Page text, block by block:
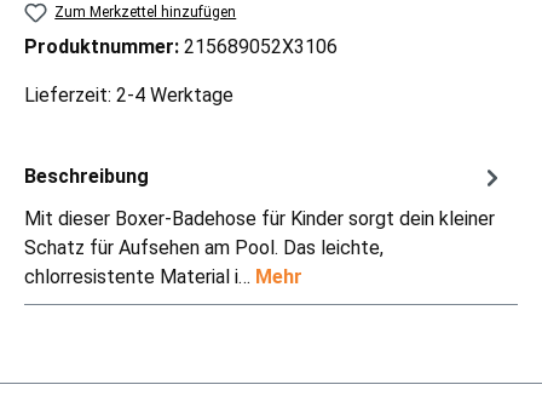
Zum Merkzettel hinzufügen
Produktnummer: 215689052X3106
Lieferzeit: 2-4 Werktage
Beschreibung
Mit dieser Boxer-Badehose für Kinder sorgt dein kleiner
Schatz für Aufsehen am Pool. Das leichte,
chlorresistente Material i… Mehr